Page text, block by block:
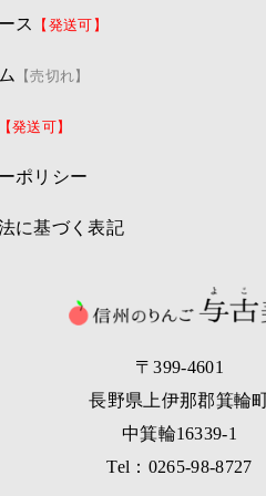
ス 【発送可】
【売切れ】
【発送可】
ポリシー
に基づく表記
〒399-4601
長野県上伊那郡箕輪
中箕輪16339-1
Tel：0265-98-8727